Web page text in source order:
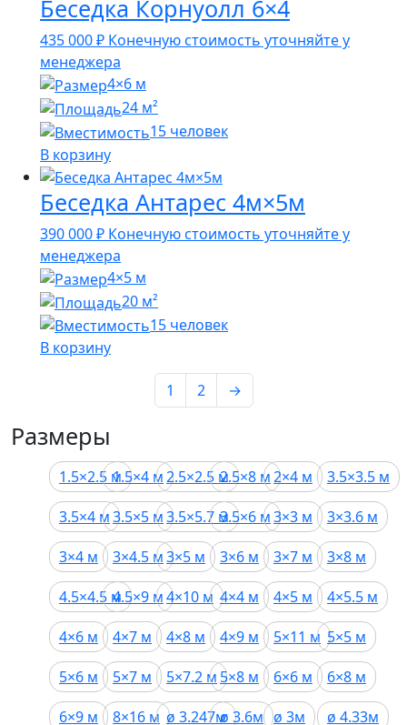
Беседка Корнуолл 6×4
435 000₽ Конечную стоимость уточняйте у
менеджера
4×6 м
24 м²
15 человек
В корзину
Беседка Антарес 4м×5м
390 000₽ Конечную стоимость уточняйте у
менеджера
4×5 м
20 м²
15 человек
В корзину
1 2 →
Размеры
1.5×2.5 м1.5×4 м2.5×2.5 м2.5×8 м2×4 м
3.5×3.5 м
3.5×4 м3.5×5 м3.5×5.7 м3.5×6 м3×3 м
3×3.6 м
3×4 м
3×4.5 м3×5 м 3×6 м 3×7 м
3×8 м
4.5×4.5 м4.5×9 м4×10 м 4×4 м 4×5 м
4×5.5 м
4×6 м
4×7 м 4×8 м 4×9 м 5×11 м 5×5 м
5×6 м
5×7 м 5×7.2 м 5×8 м 6×6 м
6×8 м
6×9 м
8×16 м ø 3.247мø 3.6м ø 3м
ø 4.33м